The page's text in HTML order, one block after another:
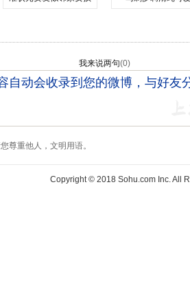
我来说两句(0)
尊重他人，文明用语。
Copyright © 2018 Sohu.com Inc. All